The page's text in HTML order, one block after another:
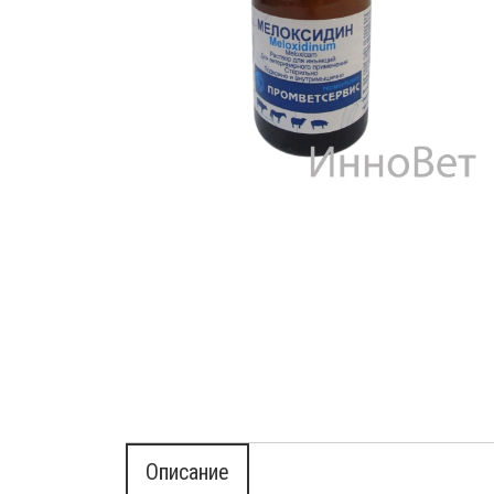
Препараты для птиц
Препараты для свиней
Описание